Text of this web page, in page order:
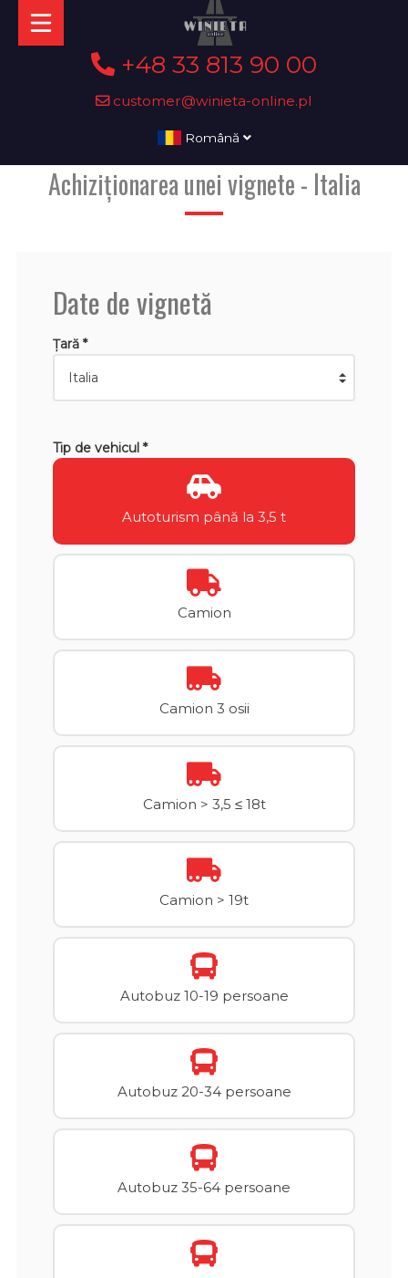
+48 33 813 90 00
customer@winieta-online.pl
Română
Achiziționarea unei vignete - Italia
Date de vignetă
Țară *
Tip de vehicul *
Autoturism până la 3,5 t
Camion
Camion 3 osii
Camion > 3,5 ≤ 18t
Camion > 19t
Autobuz 10-19 persoane
Autobuz 20-34 persoane
Autobuz 35-64 persoane